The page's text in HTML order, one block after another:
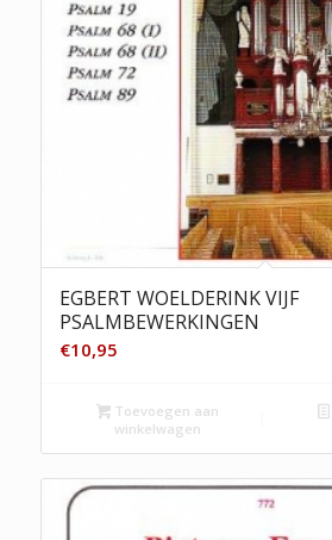
EGBERT WOELDERINK VIJF
PSALMBEWERKINGEN
€10,95
Toevoegen aan
winkelwagen